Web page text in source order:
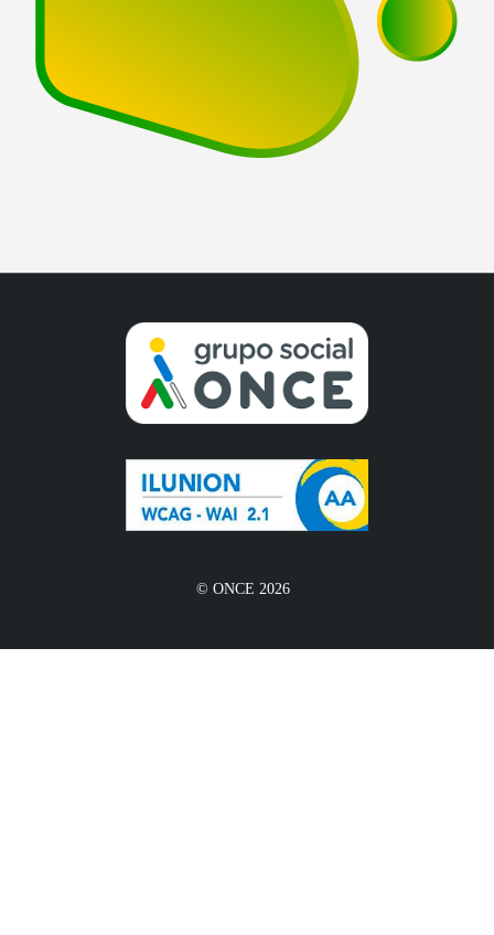
© ONCE 2026